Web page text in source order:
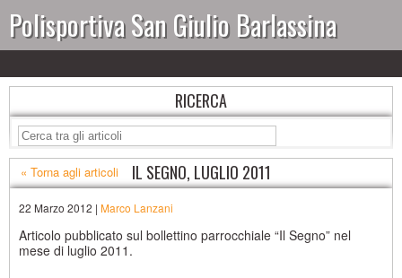
Polisportiva San Giulio Barlassina
RICERCA
« Torna agli articoli IL SEGNO, LUGLIO 2011
22 Marzo 2012 | Marco Lanzani
Articolo pubblicato sul bollettino parrocchiale “Il Segno” nel
mese di luglio 2011.